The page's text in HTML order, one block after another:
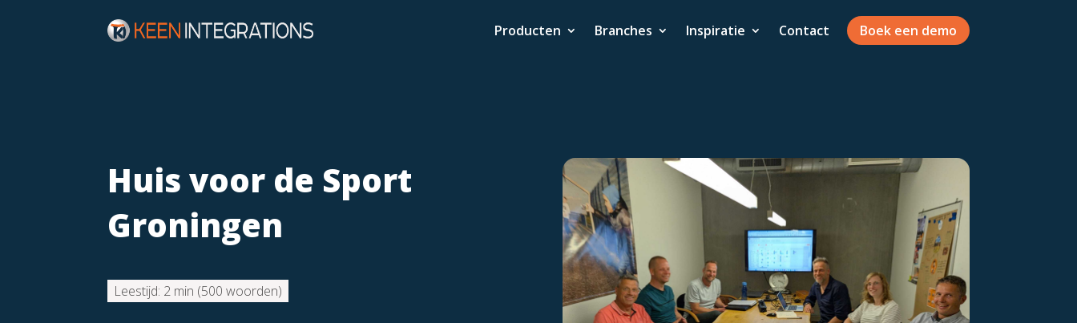
Producten Branches Inspiratie Contact Boek een demo
Huis voor de Sport
Groningen
Leestijd: 2 min (500 woorden)